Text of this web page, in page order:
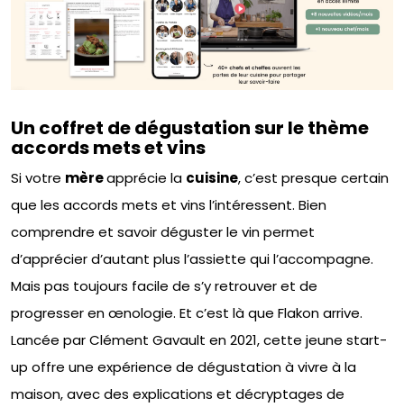
Un coffret de dégustation sur le thème
accords mets et vins
Si votre mèreapprécie la cuisine, c’est presque certain
que les accords mets et vins l’intéressent. Bien
comprendre et savoir déguster le vin permet
d’apprécier d’autant plus l’assiette qui l’accompagne.
Mais pas toujours facile de s’y retrouver et de
progresser en œnologie. Et c’est là que Flakon arrive.
Lancée par Clément Gavault en 2021, cette jeune start-
up offre une expérience de dégustation à vivre à la
maison, avec des explications et décryptages de